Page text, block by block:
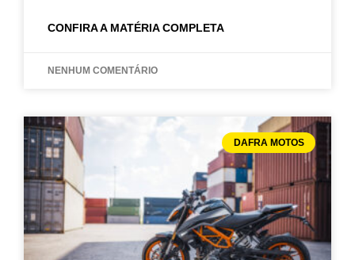
CONFIRA A MATÉRIA COMPLETA
NENHUM COMENTÁRIO
DAFRA MOTOS